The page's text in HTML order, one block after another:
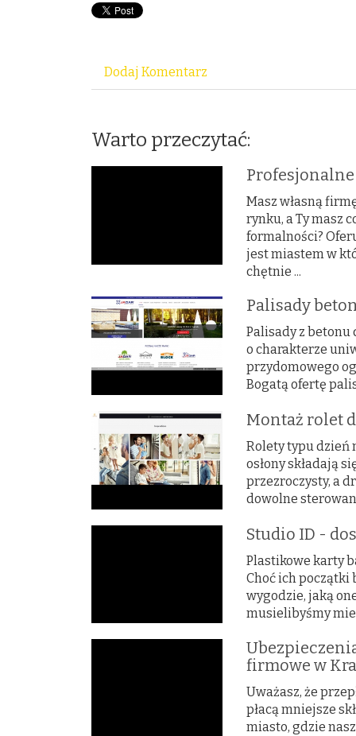
Dodaj Komentarz
Warto przeczytać:
Masz własną
rynku, a Ty masz
formalności?
jest miastem w
chętnie ...
Palisady
Palisady z betonu
o charakterze
przydomowego
Bogatą ofertę
Montaż rolet
Rolety typu dzień
osłony składają
przezroczysty, a
dowolne
Studio ID -
Plastikowe karty
Choć ich początki
wygodzie, jaką
musielibyśmy
firmowe w
Uważasz, że
płacą mniejsze
miasto, gdzie